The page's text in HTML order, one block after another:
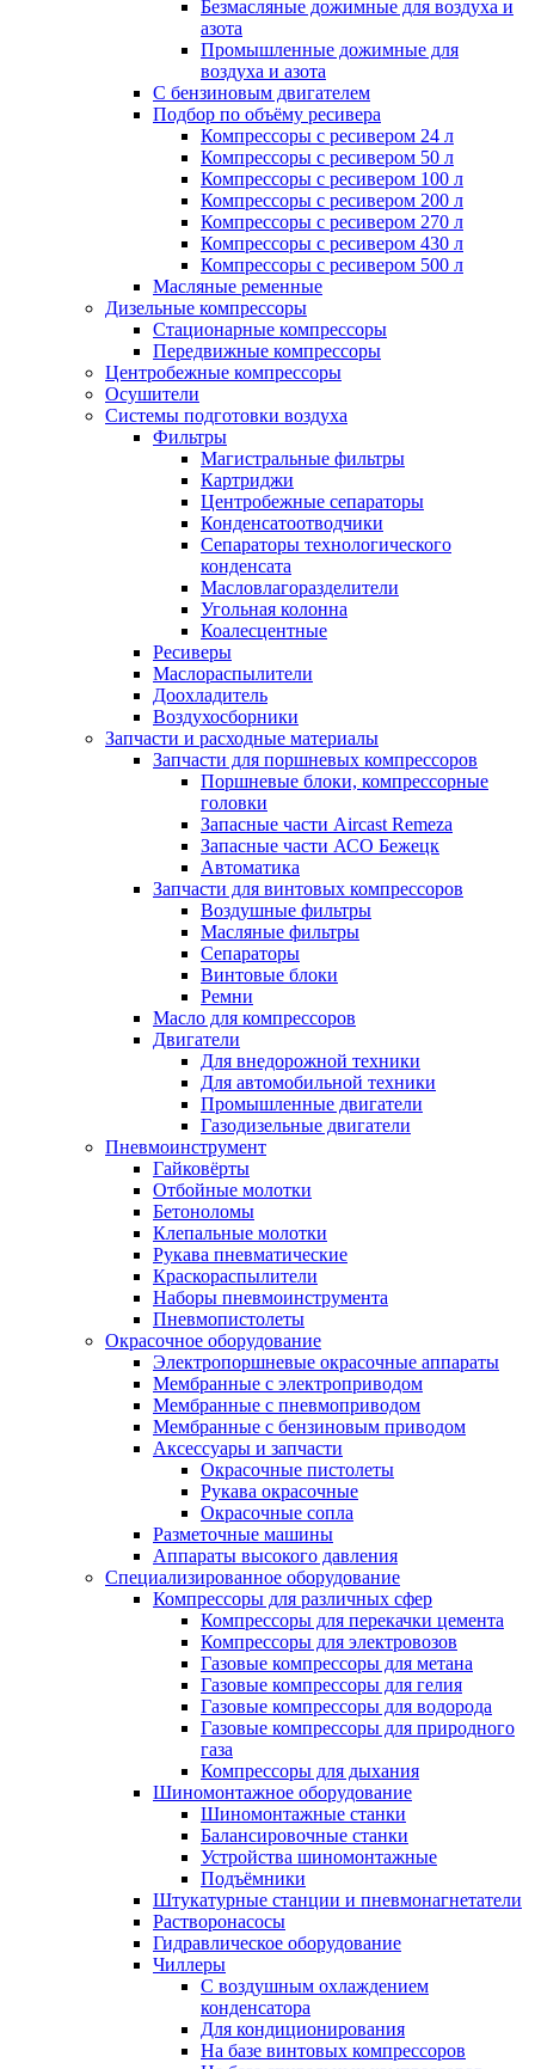
Безмасляные дожимные для воздуха и
азота
Промышленные дожимные для
воздуха и азота
С бензиновым двигателем
Подбор по объёму ресивера
Компрессоры с ресивером 24 л
Компрессоры с ресивером 50 л
Компрессоры с ресивером 100 л
Компрессоры с ресивером 200 л
Компрессоры с ресивером 270 л
Компрессоры с ресивером 430 л
Компрессоры с ресивером 500 л
Масляные ременные
Дизельные компрессоры
Стационарные компрессоры
Передвижные компрессоры
Центробежные компрессоры
Осушители
Системы подготовки воздуха
Фильтры
Магистральные фильтры
Картриджи
Центробежные сепараторы
Конденсатоотводчики
Сепараторы технологического
конденсата
Масловлагоразделители
Угольная колонна
Коалесцентные
Ресиверы
Маслораспылители
Доохладитель
Воздухосборники
Запчасти и расходные материалы
Запчасти для поршневых компрессоров
Поршневые блоки, компрессорные
головки
Запасные части Aircast Remeza
Запасные части АСО Бежецк
Автоматика
Запчасти для винтовых компрессоров
Воздушные фильтры
Масляные фильтры
Сепараторы
Винтовые блоки
Ремни
Масло для компрессоров
Двигатели
Для внедорожной техники
Для автомобильной техники
Промышленные двигатели
Газодизельные двигатели
Пневмоинструмент
Гайковёрты
Отбойные молотки
Бетоноломы
Клепальные молотки
Рукава пневматические
Краскораспылители
Наборы пневмоинструмента
Пневмопистолеты
Окрасочное оборудование
Электропоршневые окрасочные аппараты
Мембранные с электроприводом
Мембранные с пневмоприводом
Мембранные с бензиновым приводом
Аксессуары и запчасти
Окрасочные пистолеты
Рукава окрасочные
Окрасочные сопла
Разметочные машины
Аппараты высокого давления
Специализированное оборудование
Компрессоры для различных сфер
Компрессоры для перекачки цемента
Компрессоры для электровозов
Газовые компрессоры для метана
Газовые компрессоры для гелия
Газовые компрессоры для водорода
Газовые компрессоры для природного
газа
Компрессоры для дыхания
Шиномонтажное оборудование
Шиномонтажные станки
Балансировочные станки
Устройства шиномонтажные
Подъёмники
Штукатурные станции и пневмонагнетатели
Растворонасосы
Гидравлическое оборудование
Чиллеры
С воздушным охлаждением
конденсатора
Для кондиционирования
На базе винтовых компрессоров